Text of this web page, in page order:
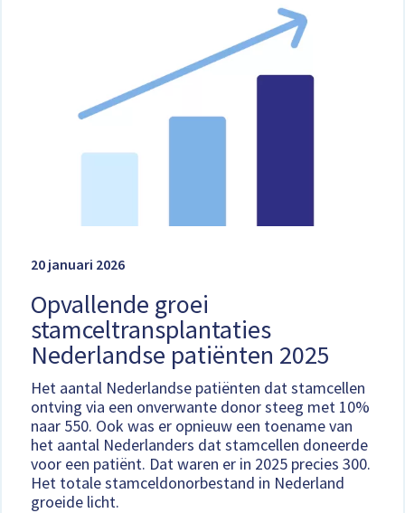
20 januari 2026
Opvallende groei
stamceltransplantaties
Nederlandse patiënten 2025
Het aantal Nederlandse patiënten dat stamcellen
ontving via een onverwante donor steeg met 10%
naar 550. Ook was er opnieuw een toename van
het aantal Nederlanders dat stamcellen doneerde
voor een patiënt. Dat waren er in 2025 precies 300.
Het totale stamceldonorbestand in Nederland
groeide licht.